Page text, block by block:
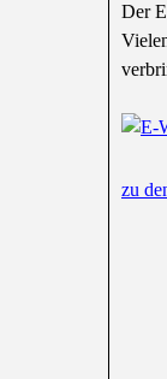
Der
zu